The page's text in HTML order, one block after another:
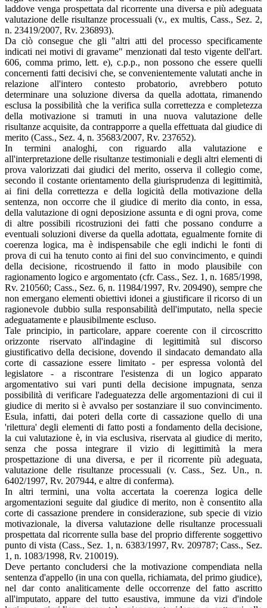
laddove venga prospettata dal ricorrente una diversa e più adeguata
valutazione delle risultanze processuali (v., ex multis, Cass., Sez. 2,
n. 23419/2007, Rv. 236893).
Da ciò consegue che gli "altri atti del processo specificamente
indicati nei motivi di gravame" menzionati dal testo vigente dell'art.
606, comma primo, lett. e), c.p.p., non possono che essere quelli
concernenti fatti decisivi che, se convenientemente valutati anche in
relazione all'intero contesto probatorio, avrebbero potuto
determinare una soluzione diversa da quella adottata, rimanendo
esclusa la possibilità che la verifica sulla correttezza e completezza
della motivazione si tramuti in una nuova valutazione delle
risultanze acquisite, da contrapporre a quella effettuata dal giudice di
merito (Cass., Sez. 4, n. 35683/2007, Rv. 237652).
In termini analoghi, con riguardo alla valutazione e
all'interpretazione delle risultanze testimoniali e degli altri elementi di
prova valorizzati dai giudici del merito, osserva il collegio come,
secondo il costante orientamento della giurisprudenza di legittimità,
ai fini della correttezza e della logicità della motivazione della
sentenza, non occorre che il giudice di merito dia conto, in essa,
della valutazione di ogni deposizione assunta e di ogni prova, come
di altre possibili ricostruzioni dei fatti che possano condurre a
eventuali soluzioni diverse da quella adottata, egualmente fornite di
coerenza logica, ma è indispensabile che egli indichi le fonti di
prova di cui ha tenuto conto ai fini del suo convincimento, e quindi
della decisione, ricostruendo il fatto in modo plausibile con
ragionamento logico e argomentato (cfr. Cass., Sez. 1, n. 1685/1998,
Rv. 210560; Cass., Sez. 6, n. 11984/1997, Rv. 209490), sempre che
non emergano elementi obiettivi idonei a giustificare il ricorso di un
ragionevole dubbio sulla responsabilità dell'imputato, nella specie
adeguatamente e plausibilmente escluso.
Tale principio, in particolare, appare coerente con il circoscritto
orizzonte riservato all'indagine di legittimità sul discorso
giustificativo della decisione, dovendo il sindacato demandato alla
corte di cassazione essere limitato - per espressa volontà del
legislatore - a riscontrare l'esistenza di un logico apparato
argomentativo sui vari punti della decisione impugnata, senza
possibilità di verificare l'adeguatezza delle argomentazioni di cui il
giudice di merito si è avvalso per sostanziare il suo convincimento.
Esula, infatti, dai poteri della corte di cassazione quello di una
'rilettura' degli elementi di fatto posti a fondamento della decisione,
la cui valutazione è, in via esclusiva, riservata al giudice di merito,
senza che possa integrare il vizio di legittimità la mera
prospettazione di una diversa, e per il ricorrente più adeguata,
valutazione delle risultanze processuali (v. Cass., Sez. Un., n.
6402/1997, Rv. 207944, e altre di conferma).
In altri termini, una volta accertata la coerenza logica delle
argomentazioni seguite dal giudice di merito, non è consentito alla
corte di cassazione prendere in considerazione, sub specie di vizio
motivazionale, la diversa valutazione delle risultanze processuali
prospettata dal ricorrente sulla base del proprio differente soggettivo
punto di vista (Cass., Sez. 1, n. 6383/1997, Rv. 209787; Cass., Sez.
1, n. 1083/1998, Rv. 210019).
Deve pertanto concludersi che la motivazione compendiata nella
sentenza d'appello (in una con quella, richiamata, del primo giudice),
nel dar conto analiticamente delle occorrenze del fatto ascritto
all'imputato, appare del tutto esaustiva, immune da vizi d'indole